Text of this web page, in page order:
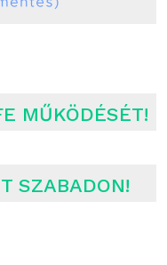
MŰKÖDÉSÉT!
SZABADON!